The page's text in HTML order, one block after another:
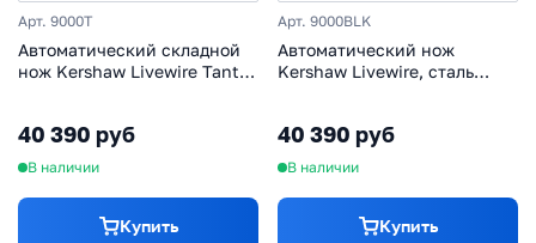
Арт. 9000T
Автоматический складной
нож Kershaw Livewire Tanto,
40 390 руб
В наличии
Купить
Арт. 9000BLK
Автоматический нож
Kershaw Livewire, сталь
40 390 руб
В наличии
Купить